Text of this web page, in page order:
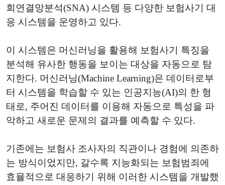
회연결망분석(SNA) 시스템 등 다양한 보험사기 대
응 시스템을 운영하고 있다.
이 시스템은 머신러닝을 활용해 보험사기 특징을
분석해 유사한 행동을 보이는 대상을 자동으로 탐
지한다. 머신러닝(Machine Learning)은 데이터로부
터 시스템을 학습할 수 있는 인공지능(AI)의 한 형
태로, 주어진 데이터를 이용해 자동으로 특성을 파
악하고 새로운 문제의 결과를 예측할 수 있다.
기존에는 보험사 조사자의 직관이나 경험에 의존하
는 방식이었지만, 갈수록 지능화되는 보험범죄에
효율적으로 대응하기 위해 이러한 시스템을 개발했